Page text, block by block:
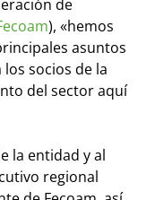
de
), «hemos
asuntos
socios de la
del sector aquí
la entidad y al
regional